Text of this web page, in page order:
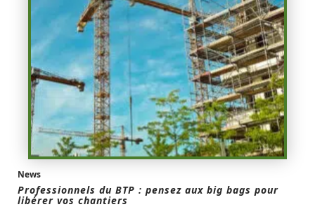
News
Professionnels du BTP : pensez aux big bags pour
libérer vos chantiers